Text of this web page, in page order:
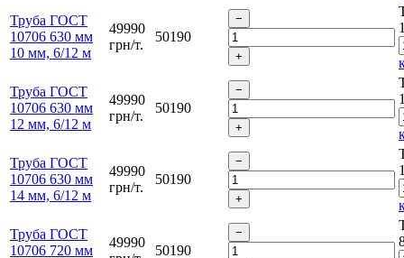
Труба ГОСТ
10706 630 мм
10 мм, 6/12 м
49990
грн/т.
50190
Труба ГОСТ
10706 630 мм
12 мм, 6/12 м
49990
грн/т.
50190
Труба ГОСТ
10706 630 мм
14 мм, 6/12 м
49990
грн/т.
50190
Труба ГОСТ
10706 720 мм
49990
50190